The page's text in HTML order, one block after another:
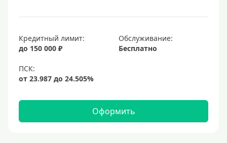
Кредитный лимит:
до 150 000 ₽
Обслуживание:
Бесплатно
Оформить